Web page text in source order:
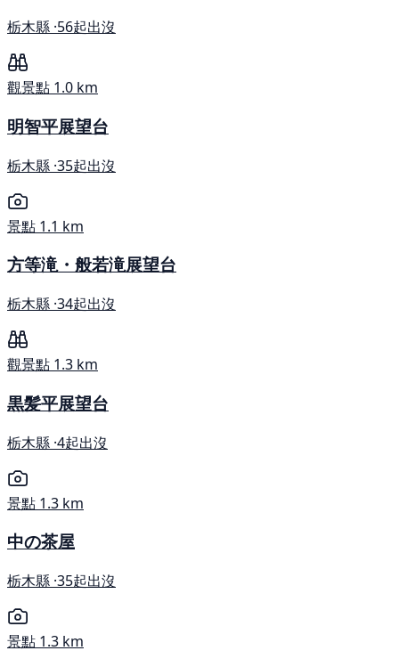
栃木縣 ·56起出沒
觀景點 1.0 km
明智平展望台
栃木縣 ·35起出沒
景點 1.1 km
方等滝・般若滝展望台
栃木縣 ·34起出沒
觀景點 1.3 km
黒髪平展望台
栃木縣 ·4起出沒
景點 1.3 km
中の茶屋
栃木縣 ·35起出沒
景點 1.3 km